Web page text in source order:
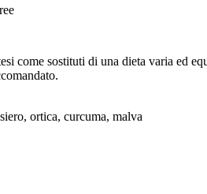
come sostituti di una dieta varia ed
ortica, curcuma, malva